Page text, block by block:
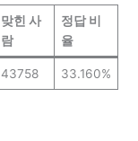
맞힌 사
람
정답 비
율
43758 33.160%